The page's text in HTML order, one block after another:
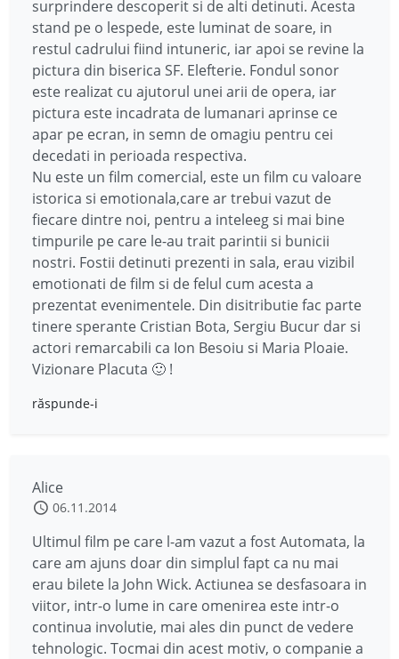
surprindere descoperit si de alti detinuti. Acesta
stand pe o lespede, este luminat de soare, in
restul cadrului fiind intuneric, iar apoi se revine la
pictura din biserica SF. Elefterie. Fondul sonor
este realizat cu ajutorul unei arii de opera, iar
pictura este incadrata de lumanari aprinse ce
apar pe ecran, in semn de omagiu pentru cei
decedati in perioada respectiva.
Nu este un film comercial, este un film cu valoare
istorica si emotionala,care ar trebui vazut de
fiecare dintre noi, pentru a inteleeg si mai bine
timpurile pe care le-au trait parintii si bunicii
nostri. Fostii detinuti prezenti in sala, erau vizibil
emotionati de film si de felul cum acesta a
prezentat evenimentele. Din disitributie fac parte
tinere sperante Cristian Bota, Sergiu Bucur dar si
actori remarcabili ca Ion Besoiu si Maria Ploaie.
Vizionare Placuta 🙂 !
răspunde-i
Alice
06.11.2014
Ultimul film pe care l-am vazut a fost Automata, la
care am ajuns doar din simplul fapt ca nu mai
erau bilete la John Wick. Actiunea se desfasoara in
viitor, intr-o lume in care omenirea este intr-o
continua involutie, mai ales din punct de vedere
tehnologic. Tocmai din acest motiv, o companie a